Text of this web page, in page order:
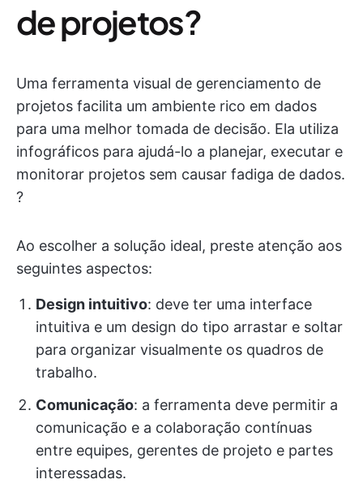
de projetos?
Uma ferramenta visual de gerenciamento de
projetos facilita um ambiente rico em dados
para uma melhor tomada de decisão. Ela utiliza
infográficos para ajudá-lo a planejar, executar e
monitorar projetos sem causar fadiga de dados.
?
Ao escolher a solução ideal, preste atenção aos
seguintes aspectos:
Design intuitivo: deve ter uma interface
intuitiva e um design do tipo arrastar e soltar
para organizar visualmente os quadros de
trabalho.
Comunicação: a ferramenta deve permitir a
comunicação e a colaboração contínuas
entre equipes, gerentes de projeto e partes
interessadas.